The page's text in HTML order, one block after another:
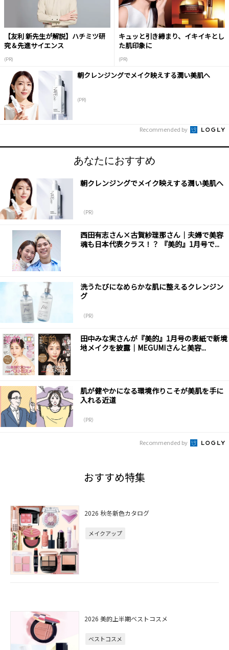
【友利 新先生が解説】ハチミツ研
究＆先進サイエンス
(PR)
キュッと引き締まり、イキイキとし
た肌印象に
(PR)
朝クレンジングでメイク映えする潤い美肌へ
(PR)
Recommended by
あなたにおすすめ
朝クレンジングでメイク映えする潤い美肌へ
（PR）
西田有志さん×古賀紗理那さん｜夫婦で美容
魂も日本代表クラス！？ 『美的』1月号で...
洗うたびになめらかな肌に整えるクレンジン
グ
（PR）
田中みな実さんが『美的』1月号の表紙で新境
地メイクを披露｜MEGUMIさんと美容...
肌が健やかになる環境作りこそが美肌を手に
入れる近道
（PR）
Recommended by
おすすめ特集
2026 秋冬新色カタログ
メイクアップ
2026 美的上半期ベストコスメ
ベストコスメ